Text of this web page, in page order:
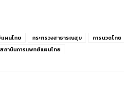
ผนไทย กระทรวงสาธารณสุข การนวดไทย
สถาบันการแพทย์แผนไทย